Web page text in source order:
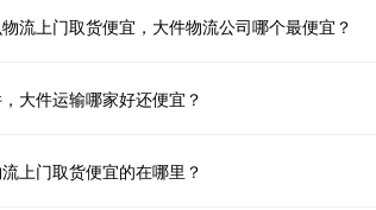
流上门取货便宜，大件物流公司哪个最便宜？
大件运输哪家好还便宜？
上门取货便宜的在哪里？